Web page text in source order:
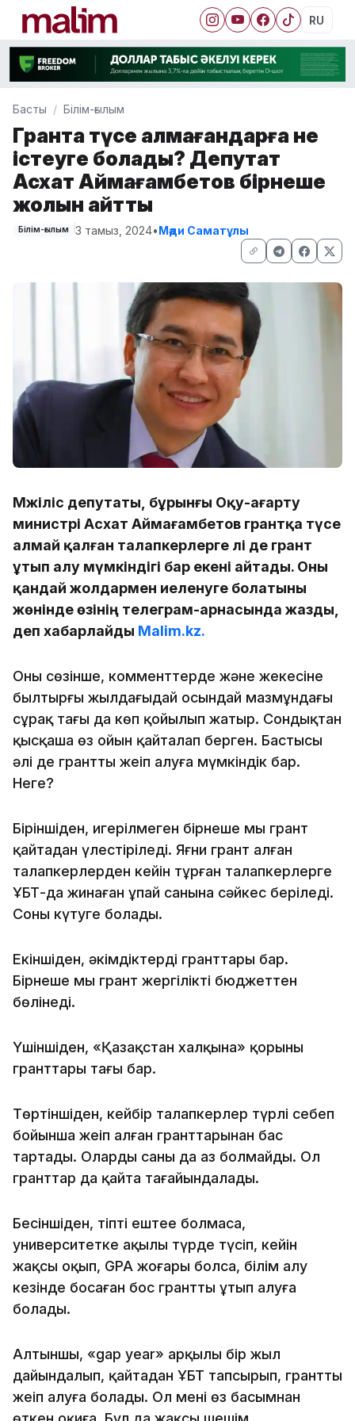
RU
Басты Білім-ғылым
Грантқа түсе алмағандарға не
істеуге болады? Депутат
Асхат Аймағамбетов бірнеше
жолын айтты
Білім-ғылым 3 тамыз, 2024•Мәди Саматұлы
Мәжіліс депутаты, бұрынғы Оқу-ағарту
министрі Асхат Аймағамбетов грантқа түсе
алмай қалған талапкерлерге әлі де грант
ұтып алу мүмкіндігі бар екені айтады. Оны
қандай жолдармен иеленуге болатыны
жөнінде өзінің телеграм-арнасында жазды,
деп хабарлайды Malim.kz.
Оның сөзінше, комменттерде және жекесіне
былтырғы жылдағыдай осындай мазмұндағы
сұрақ тағы да көп қойылып жатыр. Сондықтан
қысқаша өз ойын қайталап берген. Бастысы
әлі де грантты жеңіп алуға мүмкіндік бар.
Неге?
Біріншіден, игерілмеген бірнеше мың грант
қайтадан үлестіріледі. Яғни грант алған
талапкерлерден кейін тұрған талапкерлерге
ҰБТ-да жинаған ұпай санына сәйкес беріледі.
Соны күтуге болады.
Екіншіден, әкімдіктердің гранттары бар.
Бірнеше мың грант жергілікті бюджеттен
бөлінеді.
Үшіншіден, «Қазақстан халқына» қорының
гранттары тағы бар.
Төртіншіден, кейбір талапкерлер түрлі себеп
бойынша жеңіп алған гранттарынан бас
тартады. Олардың саны да аз болмайды. Ол
гранттар да қайта тағайындалады.
Бесіншіден, тіпті ештеңе болмаса,
университетке ақылы түрде түсіп, кейін
жақсы оқып, GPA жоғары болса, білім алу
кезінде босаған бос грантты ұтып алуға
болады.
Алтыншы, «gap year» арқылы бір жыл
дайындалып, қайтадан ҰБТ тапсырып, грантты
жеңіп алуға болады. Ол менің өз басымнан